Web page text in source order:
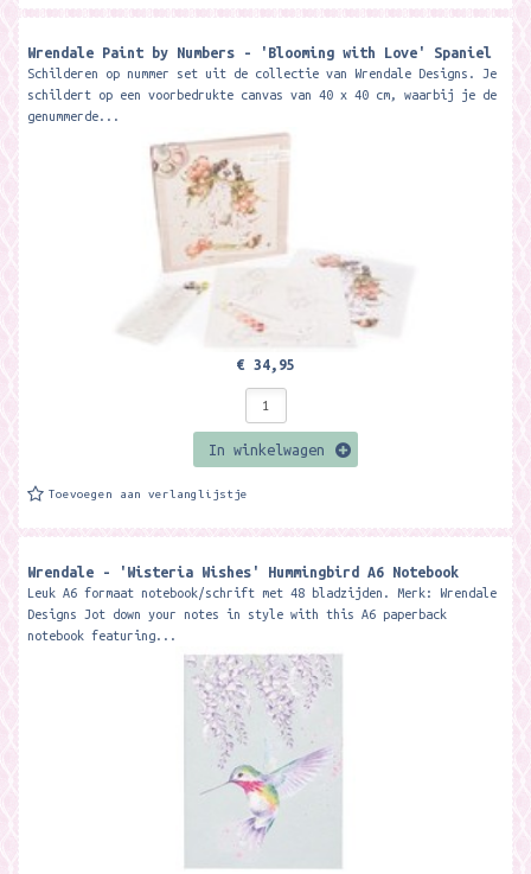
Wrendale Paint by Numbers - 'Blooming with Love' Spaniel
Schilderen op nummer set uit de collectie van Wrendale Designs. Je
schildert op een voorbedrukte canvas van 40 x 40 cm, waarbij je de
genummerde...
€ 34,95
In winkelwagen
Toevoegen aan verlanglijstje
Wrendale - 'Wisteria Wishes' Hummingbird A6 Notebook
Leuk A6 formaat notebook/schrift met 48 bladzijden. Merk: Wrendale
Designs Jot down your notes in style with this A6 paperback
notebook featuring...